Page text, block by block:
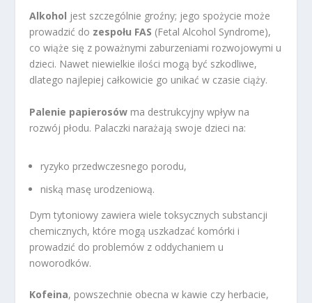
Alkohol jest szczególnie groźny; jego spożycie może
prowadzić do zespołu FAS (Fetal Alcohol Syndrome),
co wiąże się z poważnymi zaburzeniami rozwojowymi u
dzieci. Nawet niewielkie ilości mogą być szkodliwe,
dlatego najlepiej całkowicie go unikać w czasie ciąży.
Palenie papierosów ma destrukcyjny wpływ na
rozwój płodu. Palaczki narażają swoje dzieci na:
ryzyko przedwczesnego porodu,
niską masę urodzeniową.
Dym tytoniowy zawiera wiele toksycznych substancji
chemicznych, które mogą uszkadzać komórki i
prowadzić do problemów z oddychaniem u
noworodków.
Kofeina, powszechnie obecna w kawie czy herbacie,